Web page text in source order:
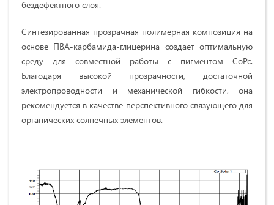
бездефектного слоя.
Синтезированная прозрачная полимерная композиция на
основе ПВА-карбамида-глицерина создает оптимальную
среду для совместной работы с пигментом CoPc.
Благодаря высокой прозрачности, достаточной
электропроводности и механической гибкости, она
рекомендуется в качестве перспективного связующего для
органических солнечных элементов.